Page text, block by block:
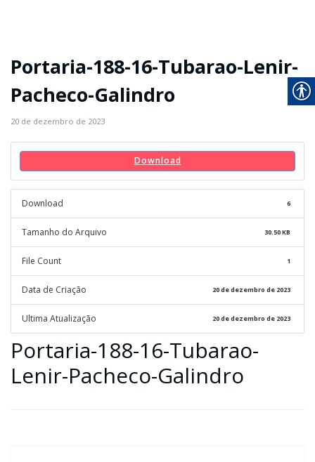
Portaria-188-16-Tubarao-Lenir-
Pacheco-Galindro
20 de dezembro de 2023
Download
Download 6
Tamanho do Arquivo 30.50 KB
File Count 1
Data de Criação 20 de dezembro de 2023
Ultima Atualização 20 de dezembro de 2023
Portaria-188-16-Tubarao-
Lenir-Pacheco-Galindro